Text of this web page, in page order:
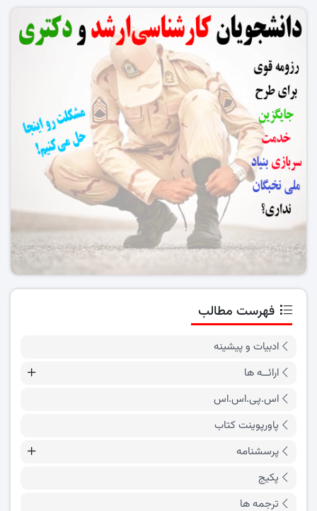
فهرست مطالب
ادبیات و پیشینه
ارائــه ها
اس.پی.اس.اس
پاورپوینت کتاب
پرسشنامه
پکیج
ترجمه ها